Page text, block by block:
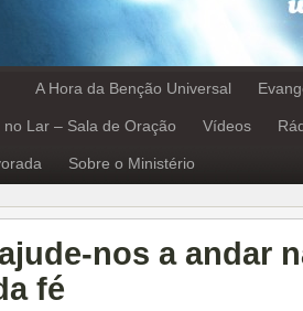
A Hora da Benção Universal
no Lar – Sala de Oração Vídeos
Sobre o Ministério
nos a andar
fé